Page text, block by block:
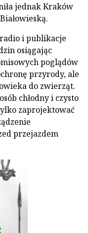
jednak Kraków
i publikacje
osiągając
poglądów
przyrody, ale
do zwierząt.
chłodny i czysto
zaprojektować
przejazdem